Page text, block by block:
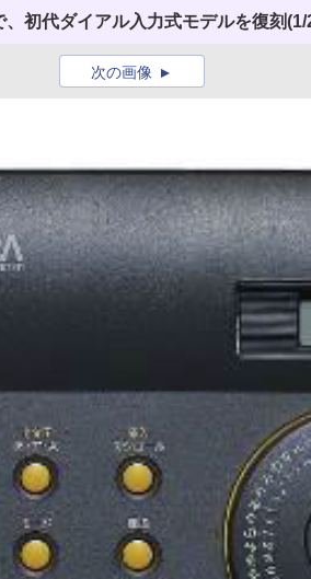
初代ダイアル入力式モデルを復刻(1/
次の画像